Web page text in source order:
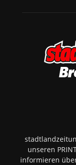
unseren
informieren